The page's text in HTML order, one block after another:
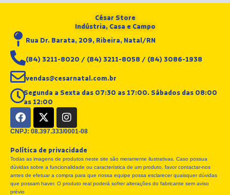
César Store
Indústria, Casa e Campo
Rua Dr. Barata, 209, Ribeira, Natal/RN
(84) 3211-8020 / (84) 3211-8058 / (84) 3086-1938
vendas@cesarnatal.com.br
Segunda a Sexta das 07:30 as 17:00. Sábados das 08:00
as 12:00
F
a
c
b
o
o
k
X
-
t
i
t
t
e
I
n
s
a
g
r
a
CNPJ: 08.397.333/0001-08
Política de privacidade
Todas as imagens de produtos neste site são meramente ilustrativas. Caso possua
dúvidas sobre a funcionalidade ou característica de um produto, favor contactar-nos
antes de efetuar a compra para que nossa equipe possa esclarecer quaisquer dúvidas
que possam haver. O produto real poderá sofrer alterações do fabricante sem aviso
prévio